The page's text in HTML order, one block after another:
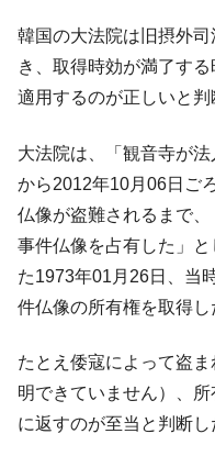
に韓国がいっちょがみし
『Money1』
韓国政府
は韓国で『BYD』車は売
『Money1』
在韓米国
く空港に詰めかけ「出て
ドを掲げる「在韓反米勢
『Money1』
韓国政府
ータセンター整備」⇒
『Money1』
JPモルガ
『Money1』
韓国『国
発。
『Money1』
韓国政府
韓国の大法院は旧摂外
き、取得時効が満了す
適用するのが正しいと判
大法院は、「観音寺が
から2012年10月06日ご
仏像が盗難されるまで
事件仏像を占有した」
た1973年01月26日、当
件仏像の所有権を取得し
たとえ倭寇によって盗
明できていません）、
に返すのが至当と判断し